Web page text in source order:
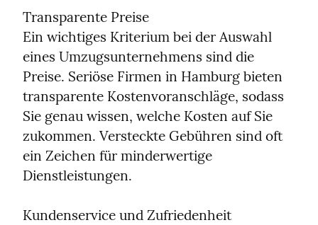
Transparente Preise
Ein wichtiges Kriterium bei der Auswahl
eines Umzugsunternehmens sind die
Preise. Seriöse Firmen in Hamburg bieten
transparente Kostenvoranschläge, sodass
Sie genau wissen, welche Kosten auf Sie
zukommen. Versteckte Gebühren sind oft
ein Zeichen für minderwertige
Dienstleistungen.
Kundenservice und Zufriedenheit